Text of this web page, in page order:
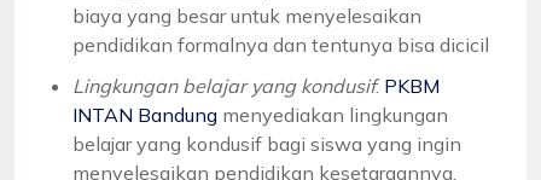
biaya yang besar untuk menyelesaikan
pendidikan formalnya dan tentunya bisa dicicil
Lingkungan belajar yang kondusif: PKBM
INTAN Bandung menyediakan lingkungan
belajar yang kondusif bagi siswa yang ingin
menyelesaikan pendidikan kesetaraannya.